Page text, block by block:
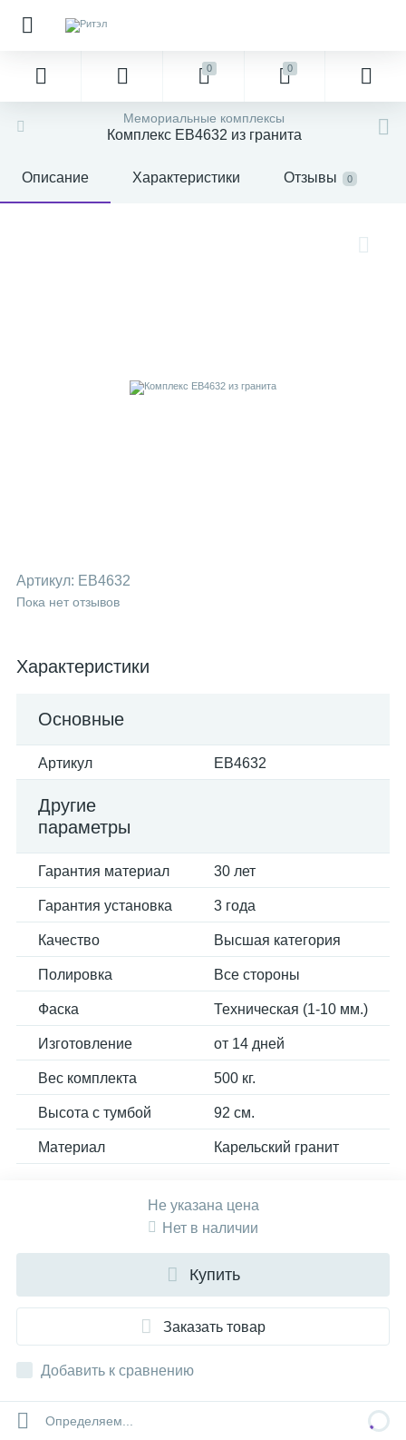
0 0
Мемориальные комплексы
Комплекс EB4632 из гранита
Описание Характеристики Отзывы 0
Артикул: EB4632
Пока нет отзывов
Характеристики
Основные
Артикул EB4632
Другие
параметры
Гарантия материал 30 лет
Гарантия установка 3 года
Качество Высшая категория
Полировка Все стороны
Фаска Техническая (1-10 мм.)
Изготовление от 14 дней
Вес комплекта 500 кг.
Высота с тумбой 92 см.
Материал Карельский гранит
Не указана цена
Нет в наличии
Купить
Заказать товар
Добавить к сравнению
Определяем...